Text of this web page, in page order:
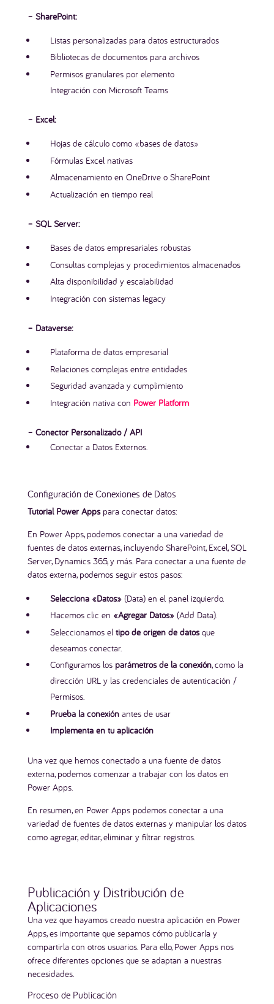
– SharePoint:
Listas personalizadas para datos estructurados
Bibliotecas de documentos para archivos
Permisos granulares por elemento
Integración con Microsoft Teams
– Excel:
Hojas de cálculo como «bases de datos»
Fórmulas Excel nativas
Almacenamiento en OneDrive o SharePoint
Actualización en tiempo real
– SQL Server:
Bases de datos empresariales robustas
Consultas complejas y procedimientos almacenados
Alta disponibilidad y escalabilidad
Integración con sistemas legacy
– Dataverse:
Plataforma de datos empresarial
Relaciones complejas entre entidades
Seguridad avanzada y cumplimiento
Integración nativa con Power Platform
– Conector Personalizado / API
Conectar a Datos Externos.
Configuración de Conexiones de Datos
Tutorial Power Appspara conectar datos:
En Power Apps, podemos conectar a una variedad de
fuentes de datos externas, incluyendo SharePoint, Excel, SQL
Server, Dynamics 365, y más. Para conectar a una fuente de
datos externa, podemos seguir estos pasos:
Selecciona «Datos» (Data) en el panel izquierdo.
Hacemos clic en «Agregar Datos» (Add Data).
Seleccionamos eltipo de origen de datosque
deseamos conectar.
Configuramos los parámetros de la conexión, como la
dirección URL y las credenciales de autenticación /
Permisos.
Prueba la conexión antes de usar
Implementa en tu aplicación
Una vez que hemos conectado a una fuente de datos
externa, podemos comenzar a trabajar con los datos en
Power Apps.
En resumen, en Power Apps podemos conectar a una
variedad de fuentes de datos externas y manipular los datos
como agregar, editar, eliminar y filtrar registros.
Publicación y Distribución de
Aplicaciones
Una vez que hayamos creado nuestra aplicación en Power
Apps, es importante que sepamos cómo publicarla y
compartirla con otros usuarios. Para ello, Power Apps nos
ofrece diferentes opciones que se adaptan a nuestras
necesidades.
Proceso de Publicación